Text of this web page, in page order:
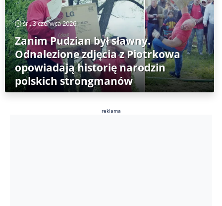
śr., 3 czerwca 2026
Zanim Pudzian był sławny.
Odnalezione zdjęcia z Piotrkowa
opowiadają historię narodzin
polskich strongmanów
reklama